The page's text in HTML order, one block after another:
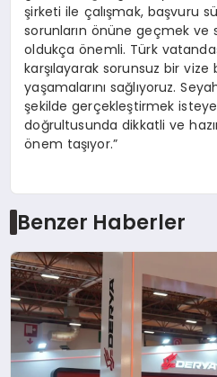
şirketi ile çalışmak, başvuru
sorunların önüne geçmek ve
oldukça önemli. Türk
karşılayarak sorunsuz bir
yaşamalarını sağlıyoruz.
şekilde gerçekleştirmek
doğrultusunda dikkatli ve
önem taşıyor.”
Benzer Haberler